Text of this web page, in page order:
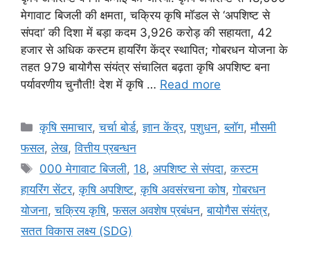
मेगावाट बिजली की क्षमता, चक्रिय कृषि मॉडल से ‘अपशिष्ट से
संपदा’ की दिशा में बड़ा कदम 3,926 करोड़ की सहायता, 42
हजार से अधिक कस्टम हायरिंग केंद्र स्थापित; गोबरधन योजना के
तहत 979 बायोगैस संयंत्र संचालित बढ़ता कृषि अपशिष्ट बना
पर्यावरणीय चुनौती! देश में कृषि … Read more
कृषि समाचार,चर्चा बोर्ड,ज्ञान केंद्र,पशुधन,ब्लॉग,मौसमी
फसल,लेख,वित्तीय प्रबन्धन
000 मेगावाट बिजली, 18,अपशिष्ट से संपदा,कस्टम
हायरिंग सेंटर,कृषि अपशिष्ट,कृषि अवसंरचना कोष,गोबरधन
योजना,चक्रिय कृषि,फसल अवशेष प्रबंधन,बायोगैस संयंत्र,
सतत विकास लक्ष्य (SDG)